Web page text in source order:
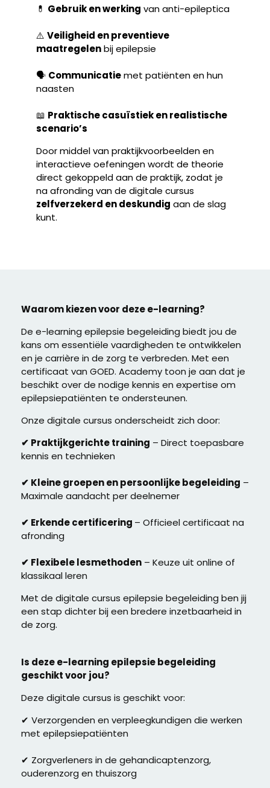
💊 Gebruik en werking van anti-epileptica
⚠️ Veiligheid en preventieve
maatregelenbij epilepsie
🗣️ Communicatiemet patiënten en hun
naasten
📖 Praktische casuïstiek en realistische
scenario’s
Door middel van praktijkvoorbeelden en
interactieve oefeningen wordt de theorie
direct gekoppeld aan de praktijk, zodat je
na afronding van de digitale cursus
zelfverzekerd en deskundig aan de slag
kunt.
Waarom kiezen voor deze e-learning?
De e-learning epilepsie begeleiding biedt jou de
kans om essentiële vaardigheden te ontwikkelen
en je carrière in de zorg te verbreden. Met een
certificaat van GOED. Academy toon je aan dat je
beschikt over de nodige kennis en expertise om
epilepsiepatiënten te ondersteunen.
Onze digitale cursus onderscheidt zich door:
✔ Praktijkgerichte training – Direct toepasbare
kennis en technieken
✔ Kleine groepen en persoonlijke begeleiding –
Maximale aandacht per deelnemer
✔ Erkende certificering – Officieel certificaat na
afronding
✔ Flexibele lesmethoden – Keuze uit online of
klassikaal leren
Met de digitale cursus epilepsie begeleiding ben jij
een stap dichter bij een bredere inzetbaarheid in
de zorg.
Is deze e-learning epilepsie begeleiding
geschikt voor jou?
Deze digitale cursus is geschikt voor:
✔ Verzorgenden en verpleegkundigen die werken
met epilepsiepatiënten
✔ Zorgverleners in de gehandicaptenzorg,
ouderenzorg en thuiszorg